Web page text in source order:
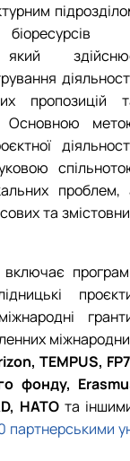
біоресурсів
який
пропозицій
Основною
проблем,
та
включає
TEMPUS,
фонду,
НАТО та
партнерськими